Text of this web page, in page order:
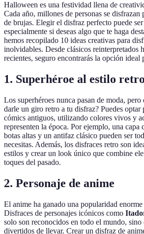
Halloween es una festividad llena de
Cada año, millones de personas se disfrazan
de brujas. Elegir el disfraz perfecto puede
especialmente si deseas algo que te haga
hemos recopilado 10 ideas creativas para
inolvidables. Desde clásicos reinterpretados
recientes, seguro encontrarás la opción ideal
1. Superhéroe al estilo retro
Los superhéroes nunca pasan de moda, pero
darle un giro retro a tu disfraz? Puedes optar
cómics antiguos, utilizando colores vivos y
representen la época. Por ejemplo, una capa
botas altas y un antifaz clásico pueden ser
necesitas. Además, los disfraces retro son
estilos y crear un look único que combine
toques del pasado.
2. Personaje de anime
El anime ha ganado una popularidad
Disfraces de personajes icónicos como
solo son reconocidos en todo el mundo, sino
divertidos de llevar. Crear un disfraz de